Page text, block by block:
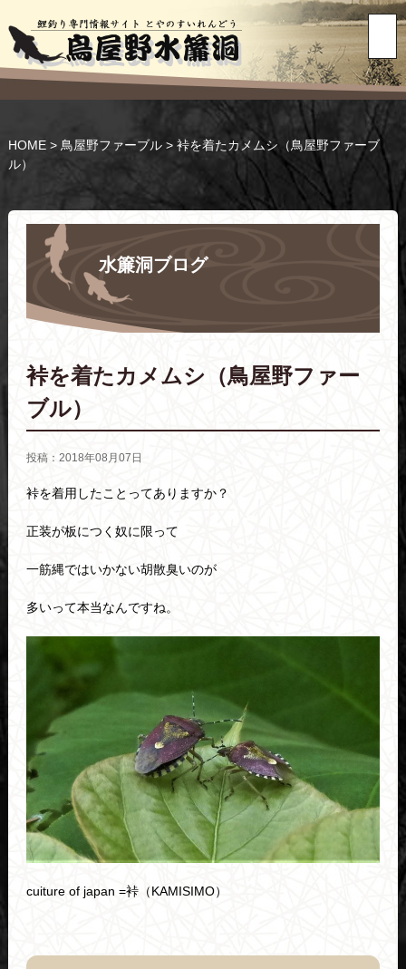
HOME> 鳥屋野ファーブル> 裃を着たカメムシ（鳥屋野ファーブ
ル）
水簾洞ブログ
裃を着たカメムシ（鳥屋野ファー
ブル）
投稿：2018年08月07日
裃を着用したことってありますか？
正装が板につく奴に限って
一筋縄ではいかない胡散臭いのが
多いって本当なんですね。
cuiture of japan =裃（KAMISIMO）